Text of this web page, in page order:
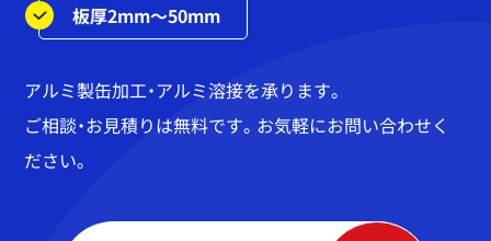
板厚2mm～50mm
アルミ製缶加工・アルミ溶接を承ります。
ご相談・お見積りは無料です。お気軽にお問い合わせく
ださい。